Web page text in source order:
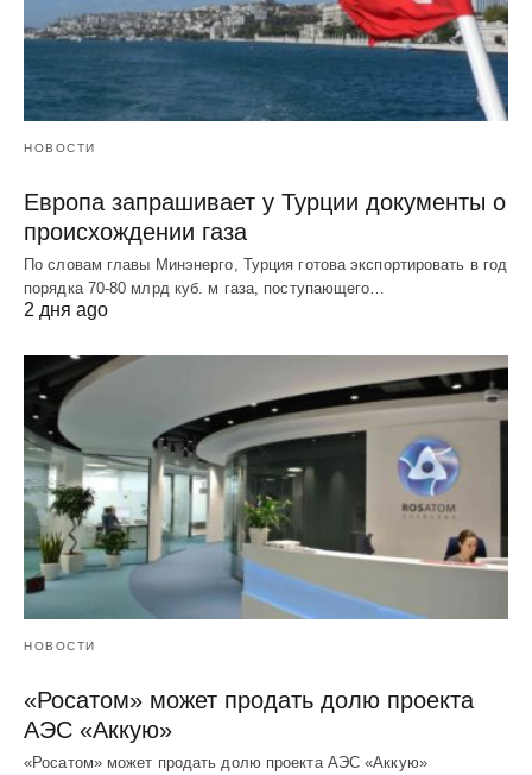
НОВОСТИ
Европа запрашивает у Турции документы о
происхождении газа
По словам главы Минэнерго, Турция готова экспортировать в год
порядка 70-80 млрд куб. м газа, поступающего…
2 дня ago
НОВОСТИ
«Росатом» может продать долю проекта
АЭС «Аккую»
«Росатом» может продать долю проекта АЭС «Аккую»